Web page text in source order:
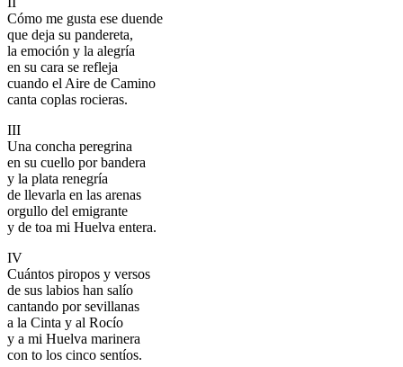
Cómo me gusta ese duende
que deja su pandereta,
la emoción y la alegría
en su cara se refleja
cuando el Aire de Camino
canta coplas rocieras.
III
Una concha peregrina
en su cuello por bandera
y la plata renegría
de llevarla en las arenas
orgullo del emigrante
y de toa mi Huelva entera.
IV
Cuántos piropos y versos
de sus labios han salío
cantando por sevillanas
a la Cinta y al Rocío
y a mi Huelva marinera
con to los cinco sentíos.